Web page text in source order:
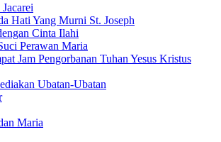
Hati Yang Murni St. Joseph
Cinta Ilahi
Perawan Maria
Jam Pengorbanan Tuhan Yesus Kristus
Ubatan-Ubatan
Maria